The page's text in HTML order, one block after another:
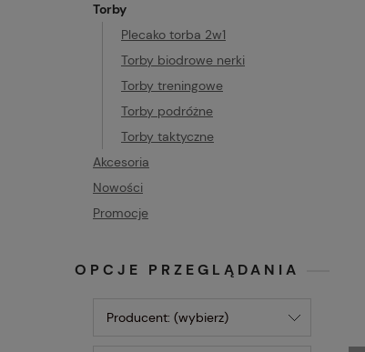
Torby
Plecako torba 2w1
Torby biodrowe nerki
Torby treningowe
Torby podróżne
Torby taktyczne
Akcesoria
Nowości
Promocje
OPCJE PRZEGLĄDANIA
Producent: (wybierz)